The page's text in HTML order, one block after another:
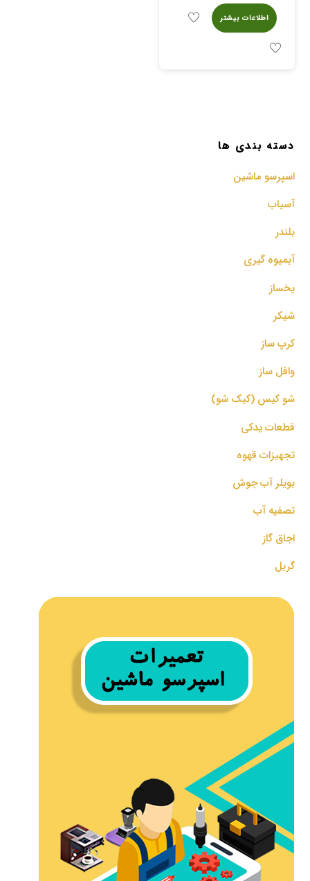
اطلاعات بیشتر
دسته بندی ها
اسپرسو‌ ماشین
آسیاب
بلندر
آبمیوه گیری
یخساز
شیکر
کرپ ساز
وافل ساز
شو کیس (کیک شو)
قطعات یدکی
تجهیزات قهوه
بویلر آب جوش
تصفیه آب
اجاق گاز
گریل